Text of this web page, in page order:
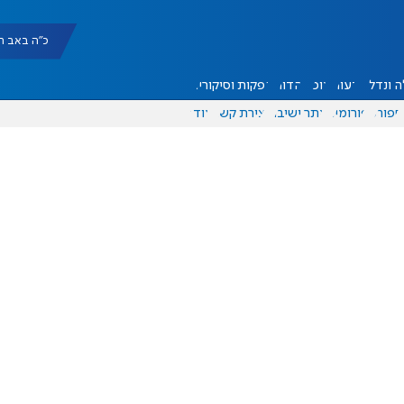
כ"ה באב תשפ"ו
ונדל"ן דעות אוכל יהדות הפקות וסיקורים
ספורט פורומים אתר ישיבה יצירת קשר עוד